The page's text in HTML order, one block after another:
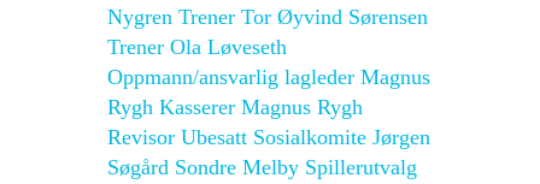
Nygren Trener Tor Øyvind Sørensen
Trener Ola Løveseth
Oppmann/ansvarlig lagleder Magnus
Rygh Kasserer Magnus Rygh
Revisor Ubesatt Sosialkomite Jørgen
Søgård Sondre Melby Spillerutvalg